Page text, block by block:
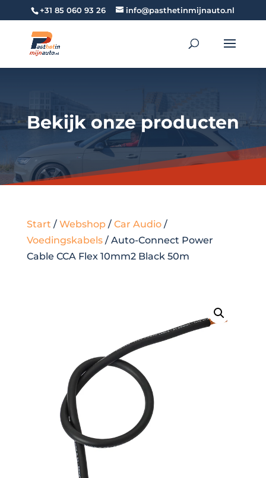
+31 85 060 93 26 info@pasthetinmijnauto.nl
Bekijk onze producten
Start / Webshop/ Car Audio/
Voedingskabels/ Auto-Connect Power
Cable CCA Flex 10mm2 Black 50m